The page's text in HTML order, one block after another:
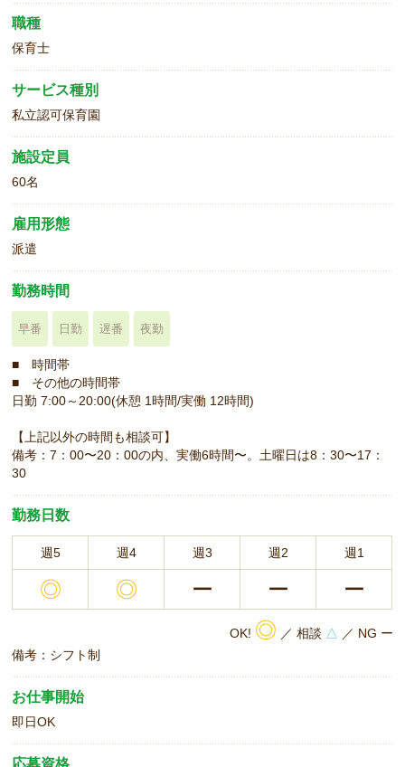
職種
保育士
サービス種別
私立認可保育園
施設定員
60名
雇用形態
派遣
勤務時間
早番 日勤 遅番 夜勤
■ 時間帯
■ その他の時間帯
日勤 7:00～20:00(休憩 1時間/実働 12時間)
【上記以外の時間も相談可】
備考：7：00〜20：00の内、実働6時間〜。土曜日は8：30〜17：
30
勤務日数
週5 週4 週3 週2 週1
◎ ◎ ー ー ー
OK! ◎ ／ 相談 △ ／ NG ー
備考：シフト制
お仕事開始
即日OK